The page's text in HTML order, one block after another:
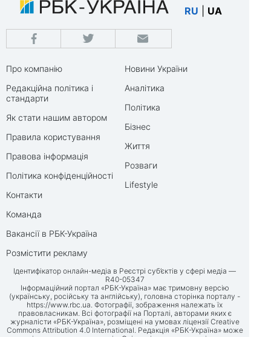
RU UA
Про компанію
Редакційна політика і
стандарти
Як стати нашим автором
Правила користування
Правова інформація
Політика конфіденційності
Контакти
Команда
Вакансії в РБК-Україна
Розмістити рекламу
Новини України
Аналітика
Політика
Бізнес
Життя
Розваги
Lifestyle
Ідентифікатор онлайн-медіа в Реєстрі суб’єктів у сфері медіа —
R40-05347
Інформаційний портал «РБК-Україна» має тримовну версію
(українську, російську та англійську), головна сторінка порталу -
https://www.rbc.ua. Фотографії, зображення належать їх
правовласникам. Всі фотографії на Порталі, авторами яких є
журналісти «РБК-Україна», розміщені на умовах ліцензії Creative
Commons Attribution 4.0 International. Редакція «РБК-Україна» може